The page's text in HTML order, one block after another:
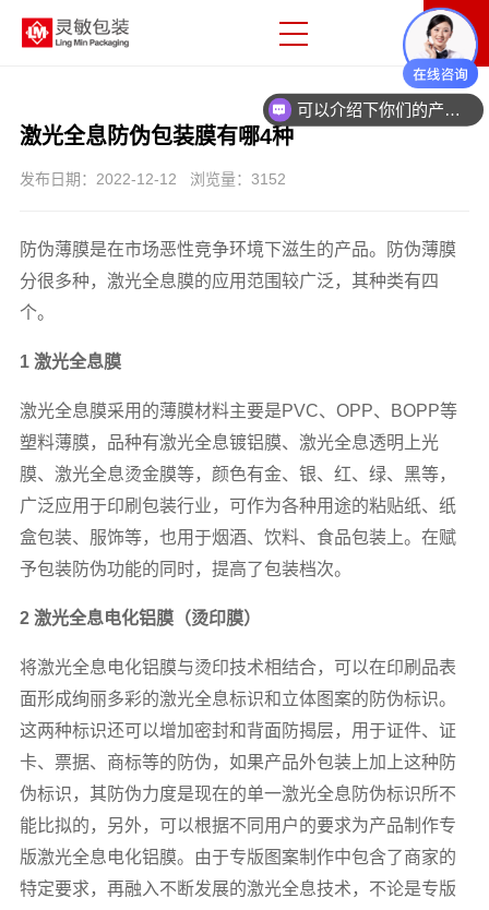
激光全息防伪包装膜有哪4种
发布日期：2022-12-12 浏览量：3152
防伪薄膜是在市场恶性竞争环境下滋生的产品。防伪薄膜
分很多种，激光全息膜的应用范围较广泛，其种类有四
个。
1 激光全息膜
激光全息膜采用的薄膜材料主要是PVC、OPP、BOPP等
塑料薄膜，品种有激光全息镀铝膜、激光全息透明上光
膜、激光全息烫金膜等，颜色有金、银、红、绿、黑等，
广泛应用于印刷包装行业，可作为各种用途的粘贴纸、纸
盒包装、服饰等，也用于烟酒、饮料、食品包装上。在赋
予包装防伪功能的同时，提高了包装档次。
2 激光全息电化铝膜（烫印膜）
将激光全息电化铝膜与烫印技术相结合，可以在印刷品表
面形成绚丽多彩的激光全息标识和立体图案的防伪标识。
这两种标识还可以增加密封和背面防揭层，用于证件、证
卡、票据、商标等的防伪，如果产品外包装上加上这种防
伪标识，其防伪力度是现在的单一激光全息防伪标识所不
能比拟的，另外，可以根据不同用户的要求为产品制作专
版激光全息电化铝膜。由于专版图案制作中包含了商家的
特定要求，再融入不断发展的激光全息技术，不论是专版
可以介绍下你们的产品么